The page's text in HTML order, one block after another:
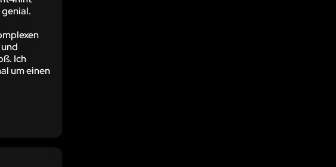
Ich
um einen